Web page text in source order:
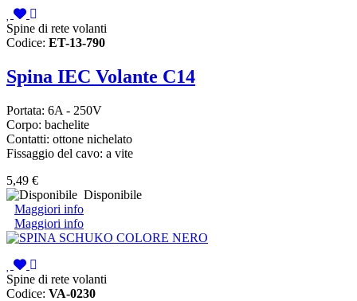
Spine di rete volanti
Codice: ET-13-790
Spina IEC Volante C14
Portata: 6A - 250V
Corpo: bachelite
Contatti: ottone nichelato
Fissaggio del cavo: a vite
5,49 €
Disponibile
Maggiori info
Maggiori info
Spine di rete volanti
Codice: VA-0230